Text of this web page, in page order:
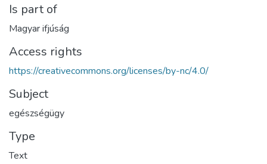
Is part of
Magyar ifjúság
Access rights
https://creativecommons.org/licenses/by-nc/4.0/
Subject
egészségügy
Type
Text